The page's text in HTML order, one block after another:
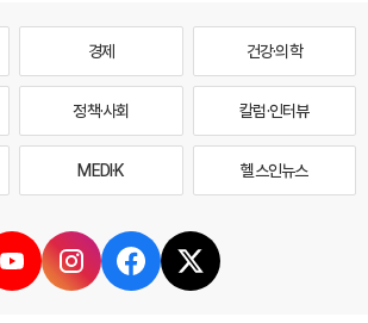
경제 건강·의학
정책·사회 칼럼·인터뷰
MEDI·K 헬스인뉴스